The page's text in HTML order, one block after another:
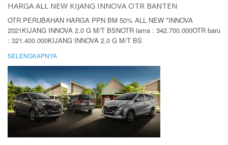
HARGA ALL NEW KIJANG INNOVA OTR BANTEN
OTR PERUBAHAN HARGA PPN BM 50% ALL NEW *INNOVA
2021KIJANG INNOVA 2.0 G M/T BSNOTR lama : 342.700.000OTR baru
: 321.400.000KIJANG INNOVA 2.0 G M/T BS
SELENGKAPNYA